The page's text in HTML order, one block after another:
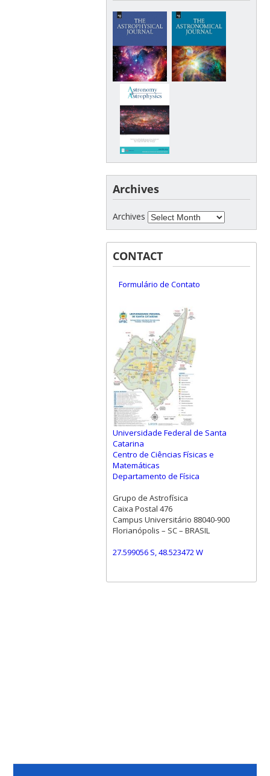
Archives
Archives
CONTACT
Formulário de Contato
Universidade Federal de Santa
Catarina
Centro de Ciências Físicas e
Matemáticas
Departamento de Física
Grupo de Astrofísica
Caixa Postal 476
Campus Universitário 88040-900
Florianópolis – SC – BRASIL
27.599056 S, 48.523472 W